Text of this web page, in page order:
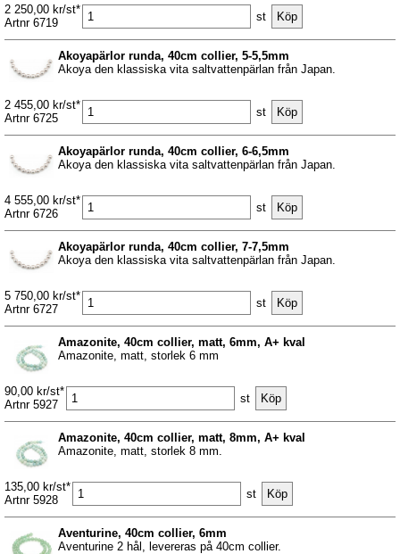
2 250,00 kr/st*
Artnr 6719
st
Akoyapärlor runda, 40cm collier, 5-5,5mm
Akoya den klassiska vita saltvattenpärlan från Japan.
2 455,00 kr/st*
Artnr 6725
st
Akoyapärlor runda, 40cm collier, 6-6,5mm
Akoya den klassiska vita saltvattenpärlan från Japan.
4 555,00 kr/st*
Artnr 6726
st
Akoyapärlor runda, 40cm collier, 7-7,5mm
Akoya den klassiska vita saltvattenpärlan från Japan.
5 750,00 kr/st*
Artnr 6727
st
Amazonite, 40cm collier, matt, 6mm, A+ kval
Amazonite, matt, storlek 6 mm
90,00 kr/st*
Artnr 5927
st
Amazonite, 40cm collier, matt, 8mm, A+ kval
Amazonite, matt, storlek 8 mm.
135,00 kr/st*
Artnr 5928
st
Aventurine, 40cm collier, 6mm
Aventurine 2 hål, levereras på 40cm collier.